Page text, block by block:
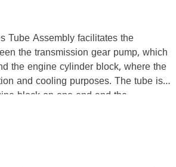
Tube Assembly facilitates the
the transmission gear pump, which
the engine cylinder block, where the
and cooling purposes. The tube is
block on one end and the
on the other end. The assembly